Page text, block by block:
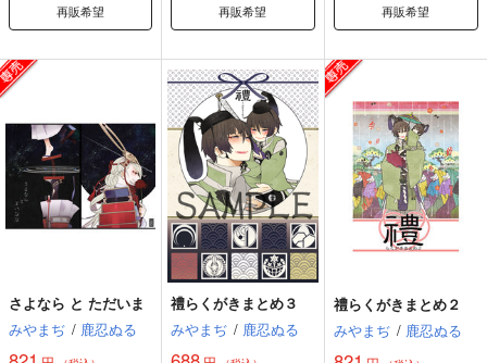
再販希望 再販希望 再販希望
さよなら と ただいま
みやまぢ / 鹿忍ぬる
禮らくがきまとめ３
みやまぢ / 鹿忍ぬる
禮らくがきまとめ２
みやまぢ / 鹿忍ぬる